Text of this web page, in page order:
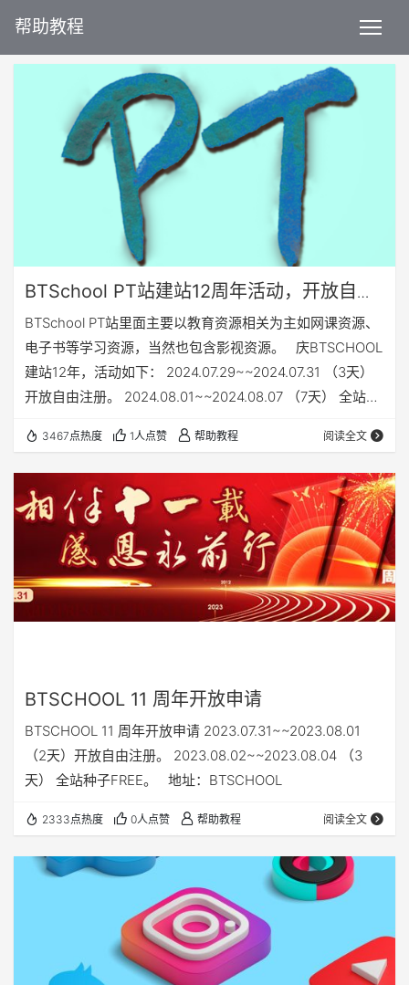
帮助教程
BTSchool PT站建站12周年活动，开放自由
注册
BTSchool PT站里面主要以教育资源相关为主如网课资源、
电子书等学习资源，当然也包含影视资源。 庆BTSCHOOL
建站12年，活动如下： 2024.07.29~~2024.07.31 （3天）
开放自由注册。 2024.08.01~~2024.08.07 （7天） 全站种
3467点热度 1人点赞 帮助教程 阅读全文
BTSCHOOL 11 周年开放申请
BTSCHOOL 11 周年开放申请 2023.07.31~~2023.08.01
（2天）开放自由注册。 2023.08.02~~2023.08.04 （3
天） 全站种子FREE。 地址：BTSCHOOL
2333点热度 0人点赞 帮助教程 阅读全文